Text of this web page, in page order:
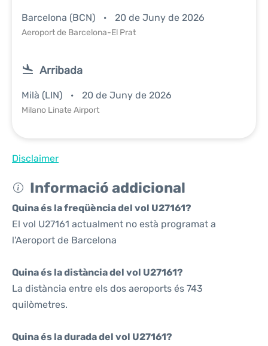
Barcelona (BCN) 20 de Juny de 2026
Aeroport de Barcelona-El Prat
Arribada
Milà (LIN) 20 de Juny de 2026
Milano Linate Airport
Disclaimer
Informació addicional
Quina és la freqüència del vol U27161?
El vol U27161 actualment no està programat a
l'Aeroport de Barcelona
Quina és la distància del vol U27161?
La distància entre els dos aeroports és 743
quilòmetres.
Quina és la durada del vol U27161?